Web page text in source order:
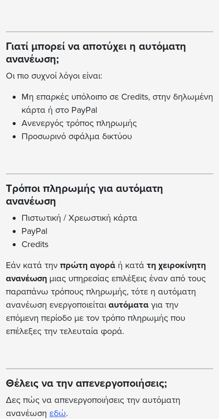
Γιατί μπορεί να αποτύχει η αυτόματη
ανανέωση;
Οι πιο συχνοί λόγοι είναι:
Μη επαρκές υπόλοιπο σε Credits, στην δηλωμένη
κάρτα ή στο PayPal
Ανενεργός τρόπος πληρωμής
Προσωρινό σφάλμα δικτύου
Τρόποι πληρωμής για αυτόματη
ανανέωση
Πιστωτική / Χρεωστική κάρτα
PayPal
Credits
Εάν κατά την πρώτη αγορά ή κατά τη χειροκίνητη
ανανέωση μιας υπηρεσίας επιλέξεις έναν από τους
παραπάνω τρόπους πληρωμής, τότε η αυτόματη
ανανέωση ενεργοποιείται αυτόματα για την
επόμενη περίοδο με τον τρόπο πληρωμής που
επέλεξες την τελευταία φορά.
Θέλεις να την απενεργοποιήσεις;
Δες πώς να απενεργοποιήσεις την αυτόματη
ανανέωση εδώ.